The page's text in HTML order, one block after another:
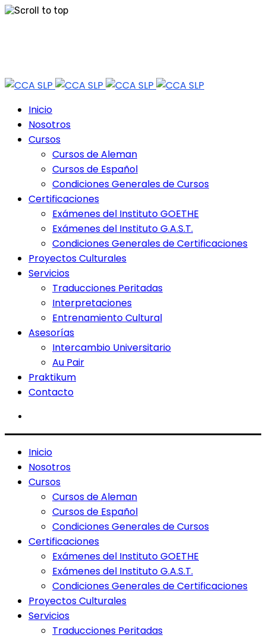
Inicio
Nosotros
Cursos
Cursos de Aleman
Cursos de Español
Condiciones Generales de Cursos
Certificaciones
Exámenes del Instituto GOETHE
Exámenes del Instituto G.A.S.T.
Condiciones Generales de Certificaciones
Proyectos Culturales
Servicios
Traducciones Peritadas
Interpretaciones
Entrenamiento Cultural
Asesorías
Intercambio Universitario
Au Pair
Praktikum
Contacto
Inicio
Nosotros
Cursos
Cursos de Aleman
Cursos de Español
Condiciones Generales de Cursos
Certificaciones
Exámenes del Instituto GOETHE
Exámenes del Instituto G.A.S.T.
Condiciones Generales de Certificaciones
Proyectos Culturales
Servicios
Traducciones Peritadas